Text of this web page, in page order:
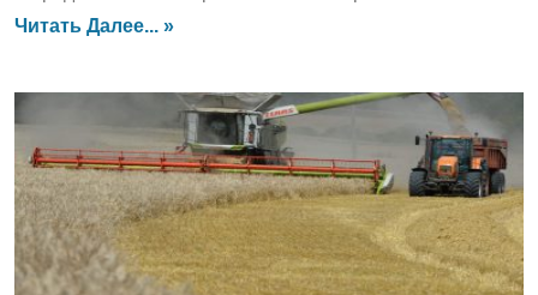
Читать Далее... »
ЛЕНТА НОВОСТЕЙ